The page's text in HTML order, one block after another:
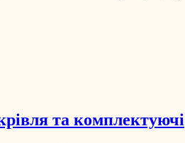
та комплектуючі